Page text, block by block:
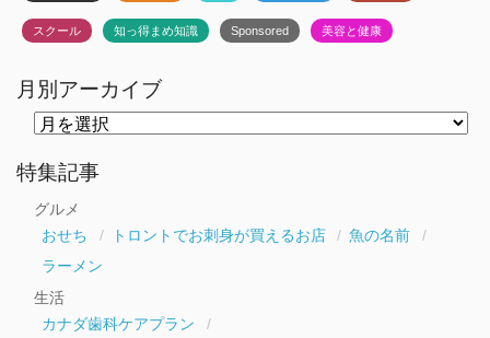
スクール 知っ得まめ知識 Sponsored 美容と健康
月別アーカイブ
ー
カ
特集記事
グルメ
おせち
トロントでお刺身が買えるお店
魚の名前
ラーメン
生活
カナダ歯科ケアプラン